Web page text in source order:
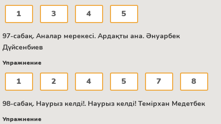
1 3 4 5
97-сабақ. Аналар мерекесі. Ардақты ана. Әнуарбек
Дүйсенбиев
Упражнение
1 2 4 5 7 8
98-сабақ. Наурыз келді!. Наурыз келді! Темірхан Медетбек
Упражнение